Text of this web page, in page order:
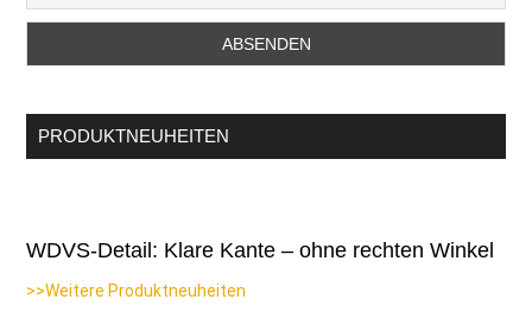
PRODUKTNEUHEITEN
WDVS-Detail: Klare Kante – ohne rechten Winkel
>>Weitere Produktneuheiten